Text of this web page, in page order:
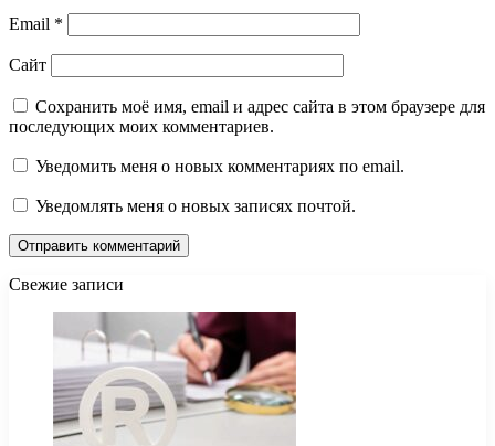
Email *
Сайт
Сохранить моё имя, email и адрес сайта в этом браузере для
последующих моих комментариев.
Уведомить меня о новых комментариях по email.
Уведомлять меня о новых записях почтой.
Свежие записи